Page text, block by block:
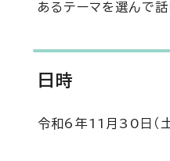
あるテーマを選んで
日時
令和6年11月30日（